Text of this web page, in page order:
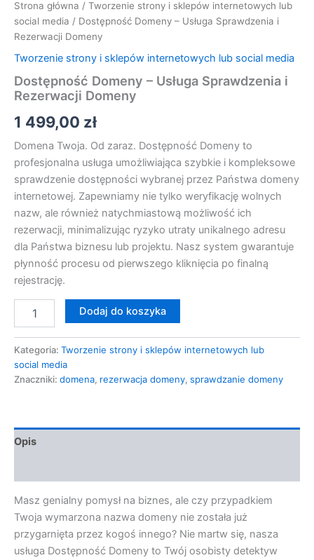
Strona główna / Tworzenie strony i sklepów internetowych lub
social media / Dostępność Domeny – Usługa Sprawdzenia i
Rezerwacji Domeny
Tworzenie strony i sklepów internetowych lub social media
Dostępność Domeny – Usługa Sprawdzenia i
Rezerwacji Domeny
1 499,00 zł
Domena Twoja. Od zaraz. Dostępność Domeny to
profesjonalna usługa umożliwiająca szybkie i kompleksowe
sprawdzenie dostępności wybranej przez Państwa domeny
internetowej. Zapewniamy nie tylko weryfikację wolnych
nazw, ale również natychmiastową możliwość ich
rezerwacji, minimalizując ryzyko utraty unikalnego adresu
dla Państwa biznesu lub projektu. Nasz system gwarantuje
płynność procesu od pierwszego kliknięcia po finalną
rejestrację.
Dodaj do koszyka
Kategoria: Tworzenie strony i sklepów internetowych lub
social media
Znaczniki: domena, rezerwacja domeny, sprawdzanie domeny
Opis
Masz genialny pomysł na biznes, ale czy przypadkiem
Twoja wymarzona nazwa domeny nie została już
przygarnięta przez kogoś innego? Nie martw się, nasza
usługa Dostępność Domeny to Twój osobisty detektyw